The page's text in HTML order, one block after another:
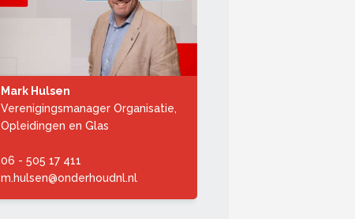
Mark Hulsen
Verenigingsmanager Organisatie,
Opleidingen en Glas
06 - 505 17 411
m.hulsen@onderhoudnl.nl